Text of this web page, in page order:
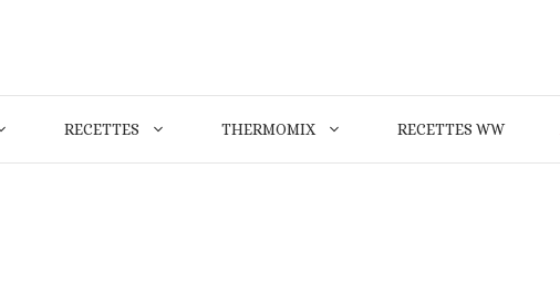
RECETTES THERMOMIX RECETTES WW